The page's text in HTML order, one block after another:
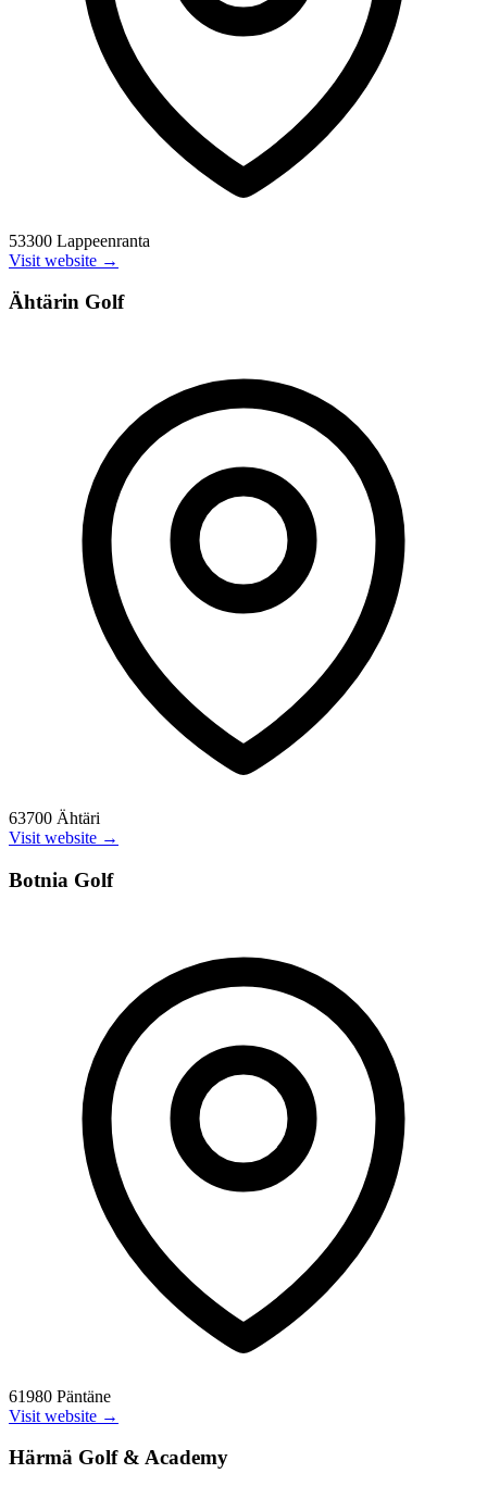
53300 Lappeenranta
Visit website →
Ähtärin Golf
63700 Ähtäri
Visit website →
Botnia Golf
61980 Päntäne
Visit website →
Härmä Golf & Academy